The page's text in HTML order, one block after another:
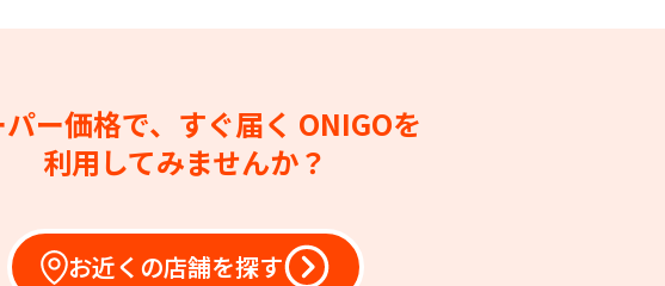
ー価格で、すぐ届く ONIGOを
利用してみませんか？
お近くの店舗を探す